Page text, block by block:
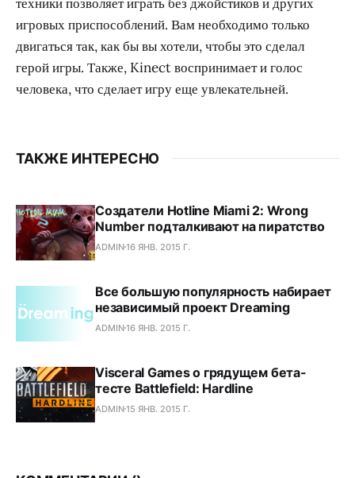
игровых приспособлений. Вам необходимо только
двигаться так, как бы вы хотели, чтобы это сделал
герой игры. Также, Kinect воспринимает и голос
человека, что сделает игру еще увлекательней.
ТАКЖЕ ИНТЕРЕСНО
Создатели Hotline Miami 2: Wrong
Number подталкивают на пиратство
ADMIN16 ЯНВ. 2015 Г.
Все большую популярность набирает
независимый проект Dreaming
ADMIN16 ЯНВ. 2015 Г.
Visceral Games о грядущем бета-
тесте Battlefield: Hardline
ADMIN15 ЯНВ. 2015 Г.